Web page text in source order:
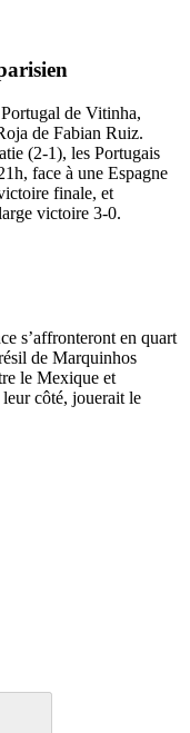
de Vitinha,
de Fabian Ruiz.
(2-1), les Portugais
face à une Espagne
finale, et
victoire 3-0.
s’affronteront en quart
de Marquinhos
le Mexique et
côté, jouerait le